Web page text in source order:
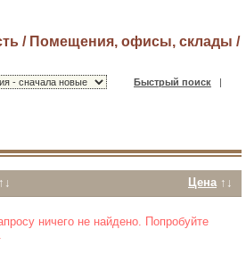
/ Помещения, офисы, склады /
Быстрый поиск |
↑↓ Цена ↑↓
ничего не найдено. Попробуйте